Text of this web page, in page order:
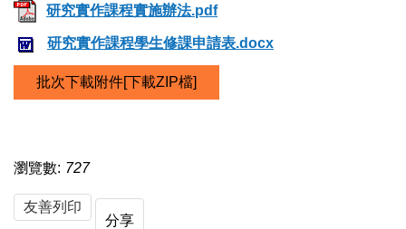
研究實作課程實施辦法.pdf
研究實作課程學生修課申請表.docx
批次下載附件[下載ZIP檔]
瀏覽數: 727
友善列印
分享